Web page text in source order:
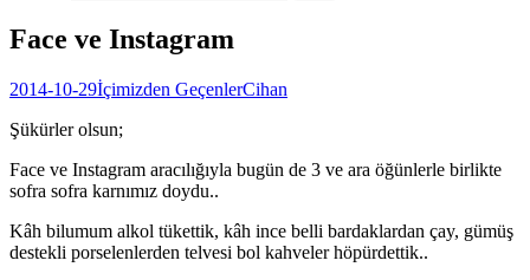
Face ve Instagram
2014-10-29İçimizden GeçenlerCihan
Şükürler olsun;
Face ve Instagram aracılığıyla bugün de 3 ve ara öğünlerle birlikte
sofra sofra karnımız doydu..
Kâh bilumum alkol tükettik, kâh ince belli bardaklardan çay, gümüş
destekli porselenlerden telvesi bol kahveler höpürdettik..